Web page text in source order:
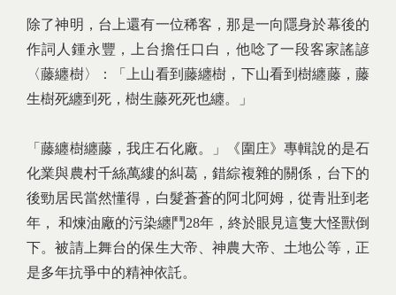
除了神明，台上還有一位稀客，那是一向隱身於幕後的
作詞人鍾永豐，上台擔任口白，他唸了一段客家謠諺
〈藤纏樹〉：「上山看到藤纏樹，下山看到樹纏藤，藤
生樹死纏到死，樹生藤死死也纏。」
「藤纏樹纏藤，我庄石化廠。」《圍庄》專輯說的是石
化業與農村千絲萬縷的糾葛，錯綜複雜的關係，台下的
後勁居民當然懂得，白髮蒼蒼的阿北阿姆，從青壯到老
年， 和煉油廠的污染纏鬥28年，終於眼見這隻大怪獸倒
下。被請上舞台的保生大帝、神農大帝、土地公等，正
是多年抗爭中的精神依託。